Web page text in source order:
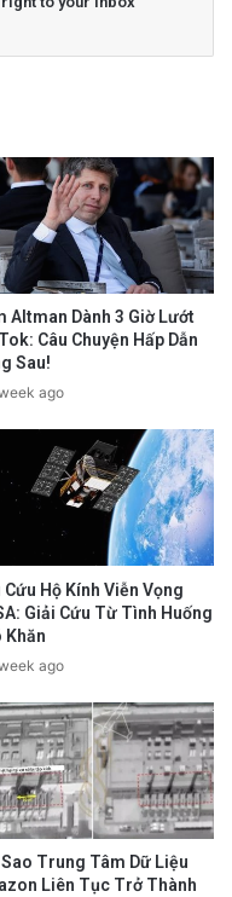
Altman Dành 3 Giờ Lướt
Câu Chuyện Hấp Dẫn
Sau!
ago
Cứu Hộ Kính Viễn Vọng
Giải Cứu Từ Tình Huống
Khăn
ago
Trung Tâm Dữ Liệu
Liên Tục Trở Thành